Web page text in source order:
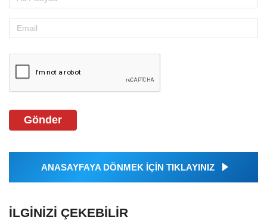
Gönder
ANASAYFAYA DÖNMEK İÇİN TIKLAYINIZ
İLGINIZI ÇEKEBILIR